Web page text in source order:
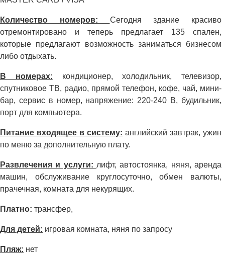
Количество номеров: Сегодня здание красиво
отремонтировано и теперь предлагает 135 спален,
которые предлагают возможность заниматься бизнесом
либо отдыхать.
В номерах: кондиционер, холодильник, телевизор,
спутниковое ТВ, радио, прямой телефон, кофе, чай, мини-
бар, сервис в номер, напряжение: 220-240 В, будильник,
порт для компьютера.
Питание входящее в систему: английский завтрак, ужин
по меню за дополнительную плату.
Развлечения и услуги: лифт, автостоянка, няня, аренда
машин, обслуживание круглосуточно, обмен валюты,
прачечная, комната для некурящих.
Платно: трансфер,
Для детей: игровая комната, няня по запросу
Пляж: нет